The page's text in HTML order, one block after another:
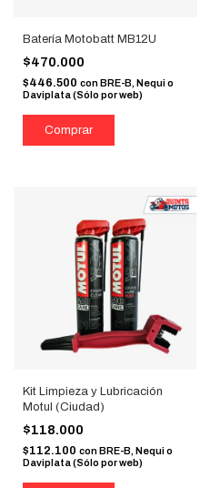
Batería Motobatt MB12U
$470.000
$446.500 conBRE-B, Nequi o
Daviplata (Sólo por web)
Kit Limpieza y Lubricación
Motul (Ciudad)
$118.000
$112.100 con BRE-B, Nequi o
Daviplata (Sólo por web)